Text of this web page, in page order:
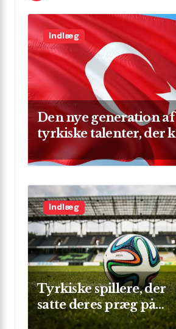
Indlæg
Den nye generation af
tyrkiske talenter, der
skinne på
Indlæg
Tyrkiske spillere, der
satte deres præg på
Champions League